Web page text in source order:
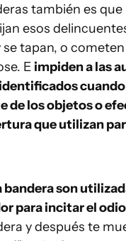
también es que
esos
tapan, o
E impiden a las
de los objetos o
que utilizan
bandera son
para incitar el
y después te